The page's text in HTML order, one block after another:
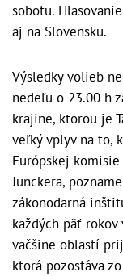
sobotu.
aj na Slovensku.
Výsledky volieb
nedeľu o 23.00 h
krajine, ktorou je
veľký vplyv na to,
Európskej
Junckera,
zákonodarná
každých päť
väčšine oblastí
ktorá pozostáva